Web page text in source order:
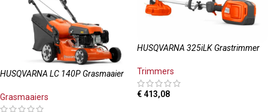
HUSQVARNA LC 140P Grasmaaier
Grasmaaiers
HUSQVARNA 325iLK Grastrimmer
Trimmers
€ 413,08